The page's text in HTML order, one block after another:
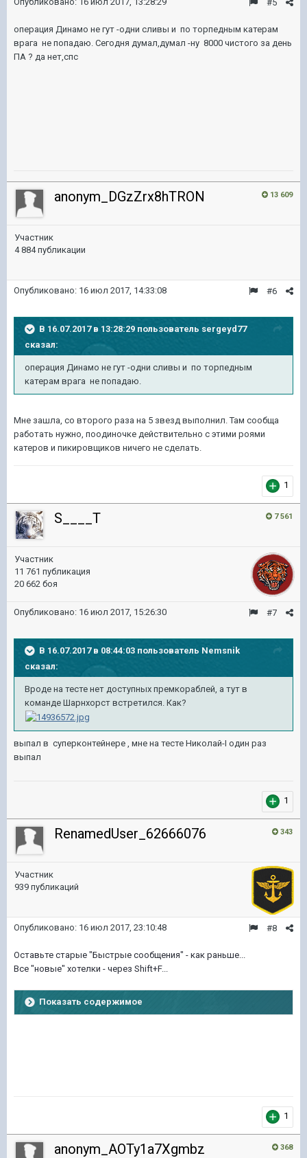
#5
операция Динамо не гут -одни сливы и по торпедным катерам
врага не попадаю. Сегодня думал,думал -ну 8000 чистого за день
ПА ? да нет,спс
13 609
anonym_DGzZrx8hTRON
Участник
4 884 публикации
#6
Опубликовано: 16 июл 2017, 14:33:08
В 16.07.2017 в 13:28:29 пользователь sergeyd77
сказал:
операция Динамо не гут -одни сливы и по торпедным
катерам врага не попадаю.
Мне зашла, со второго раза на 5 звезд выполнил. Там сообща
работать нужно, поодиночке действительно с этими роями
катеров и пикировщиков ничего не сделать.
1
7 561
S____T
Участник
11 761 публикация
20 662 боя
#7
Опубликовано: 16 июл 2017, 15:26:30
В 16.07.2017 в 08:44:03 пользователь Nemsnik
сказал:
Вроде на тесте нет доступных премкораблей, а тут в
команде Шарнхорст встретился. Как?
выпал в суперконтейнере , мне на тесте Николай-I один раз
выпал
1
343
RenamedUser_62666076
Участник
939 публикаций
#8
Опубликовано: 16 июл 2017, 23:10:48
Оставьте старые "Быстрые сообщения" - как раньше...
Все "новые" хотелки - через Shift+F...
Показать содержимое
1
368
anonym_AOTy1a7Xgmbz